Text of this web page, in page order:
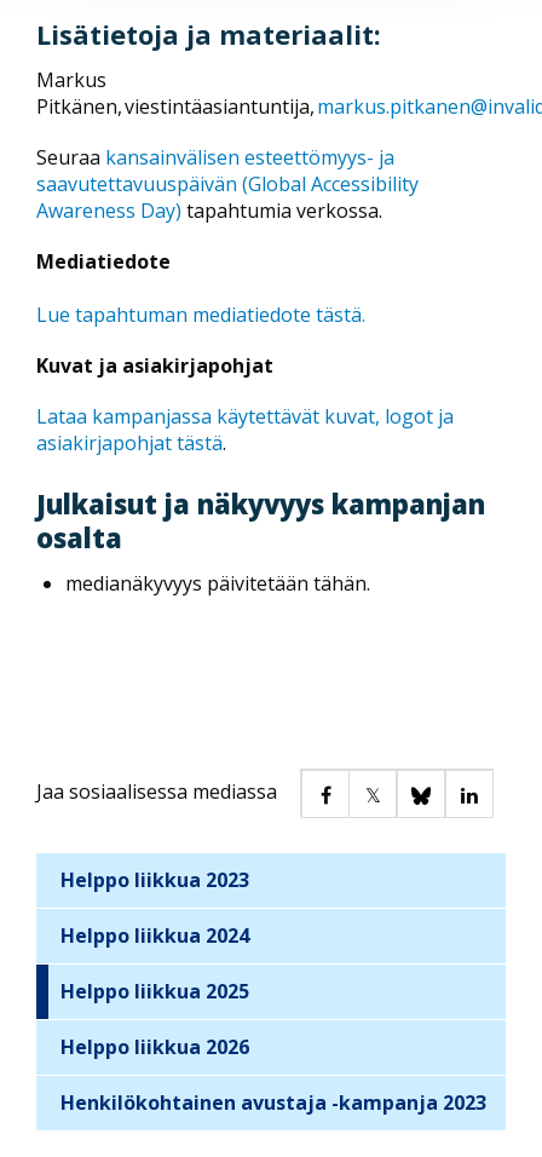
S
d
a
n
Helppo liikkua 2023
Helppo liikkua 2024
Helppo liikkua 2025
Helppo liikkua 2026
Henkilökohtainen avustaja -kampanja 2023
Lisätietoja ja materiaalit:
Markus
Pitkänen, viestintäasiantuntija,
Seuraa kansainvälisen esteettömyys- ja
saavutettavuuspäivän (Global Accessibility
Awareness Day) tapahtumia verkossa.
Mediatiedote
Lue tapahtuman mediatiedote tästä.
Kuvat ja asiakirjapohjat
Lataa kampanjassa käytettävät kuvat, logot ja
asiakirjapohjat tästä.
Julkaisut ja näkyvyys kampanjan
osalta
medianäkyvyys päivitetään tähän.
Jaa sosiaalisessa mediassa